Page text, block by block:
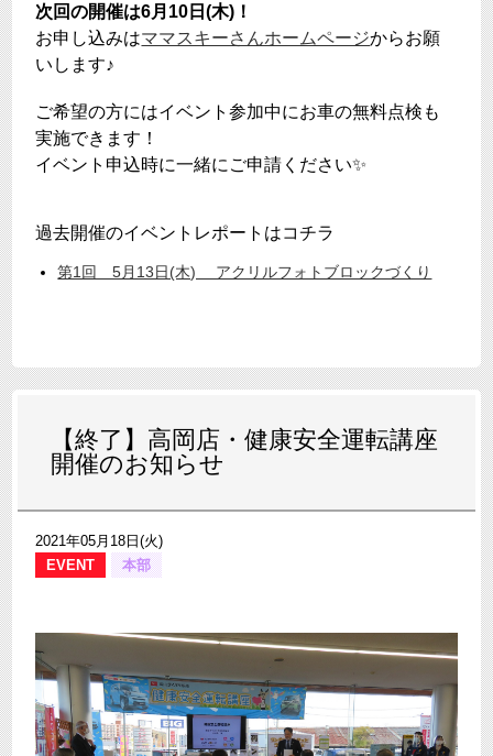
次回の開催は6月10日(木)！
お申し込みはママスキーさんホームページからお願
いします♪
ご希望の方にはイベント参加中にお車の無料点検も
実施できます！
イベント申込時に一緒にご申請ください✨
過去開催のイベントレポートはコチラ
第1回 5月13日(木) アクリルフォトブロックづくり
【終了】高岡店・健康安全運転講座
開催のお知らせ
2021年05月18日(火)
EVENT
本部